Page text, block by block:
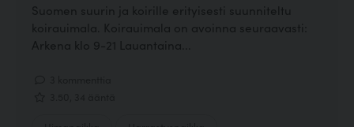
Suomen suurin ja koirille erityisesti suunniteltu
koirauimala. Koirauimala on avoinna seuraavasti:
Arkena klo 9-21 Lauantaina...